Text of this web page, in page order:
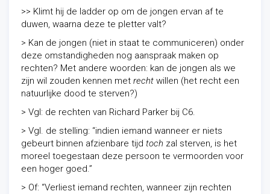
>> Klimt hij de ladder op om de jongen ervan af te
duwen, waarna deze te pletter valt?
> Kan de jongen (niet in staat te communiceren) onder
deze omstandigheden nog aanspraak maken op
rechten? Met andere woorden: kan de jongen als we
zijn wil zouden kennen met recht willen (het recht een
natuurlijke dood te sterven?)
> Vgl: de rechten van Richard Parker bij C6.
> Vgl. de stelling: “indien iemand wanneer er niets
gebeurt binnen afzienbare tijd toch zal sterven, is het
moreel toegestaan deze persoon te vermoorden voor
een hoger goed.”
> Of: “Verliest iemand rechten, wanneer zijn rechten